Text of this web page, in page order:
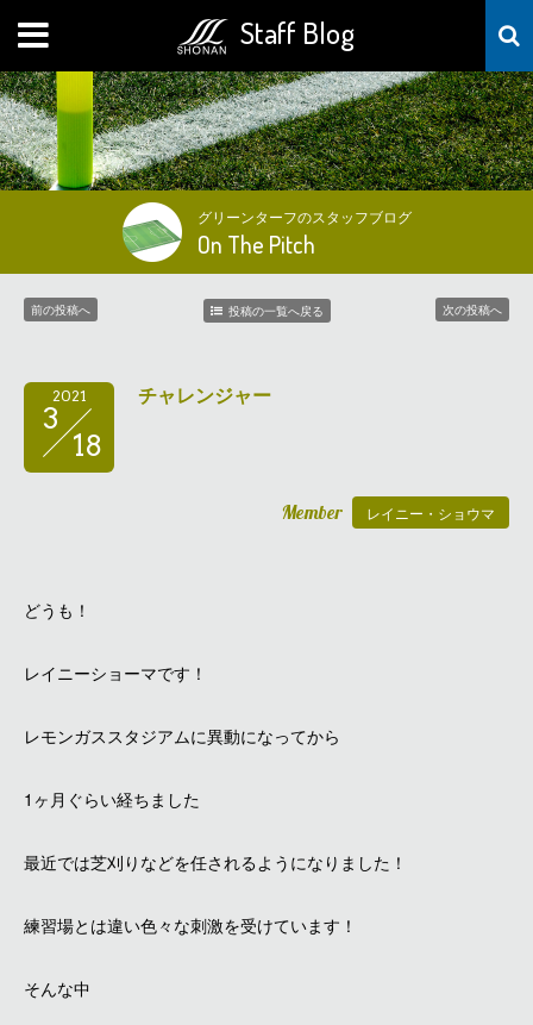
Staff Blog
MENU
グリーンターフのスタッフブログ
On The Pitch
前の投稿へ 投稿の一覧へ戻る 次の投稿へ
2021
3
18
チャレンジャー
Member レイニー・ショウマ
どうも！
レイニーショーマです！
レモンガススタジアムに異動になってから
1ヶ月ぐらい経ちました
最近では芝刈りなどを任されるようになりました！
練習場とは違い色々な刺激を受けています！
そんな中